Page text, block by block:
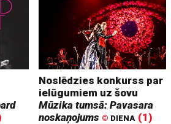
Noslēdzies konkurss par
ielūgumiem uz šovu
Mūzika tumsā: Pavasara
noskaņojums © DIENA (1)